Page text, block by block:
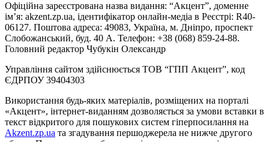
Офіційна зареєстрована назва видання: “Акцент”, доменне
ім’я: akzent.zp.ua, ідентифікатор онлайн-медіа в Реєстрі: R40-
06127. Поштова адреса: 49083, Україна, м. Дніпро, проспект
Слобожанський, буд. 40 А. Телефон: +38 (068) 859-24-88.
Головний редактор Чубукін Олександр
Управління сайтом здійснюється ТОВ “ГПП Акцент”, код
ЄДРПОУ 39404303
Використання будь-яких матеріалів, розміщених на порталі
«Акцент», інтернет-виданням дозволяється за умови вставки в
текст відкритого для пошукових систем гіперпосилання на
Akzent.zp.ua та згадування першоджерела не нижче другого